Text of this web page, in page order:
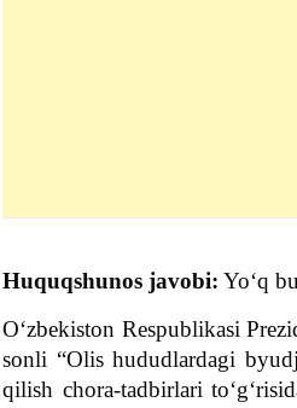
Huquqshunos javobi: Yo‘q
O‘zbekiston Respublikasi
sonli “Olis hududlardagi
qilish chora-tadbirlari